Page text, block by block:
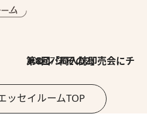
2026.7.30
第8回「同人誌即売会にチャレンジ その2」
ッセイルームTOP